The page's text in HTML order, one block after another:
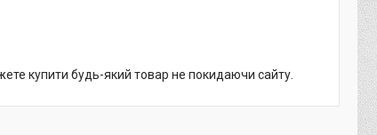
купити будь-який товар не покидаючи сайту.